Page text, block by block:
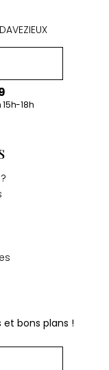
18h
bons plans !